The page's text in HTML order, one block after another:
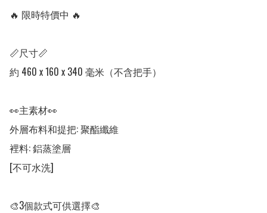
🔥 限時特價中 🔥
📏尺寸📏
約 460 x 160 x 340 毫米（不含把手）
👀主素材👀
外層布料和提把: 聚酯纖維
裡料: 鋁蒸塗層
[不可水洗]
🎨3個款式可供選擇🎨